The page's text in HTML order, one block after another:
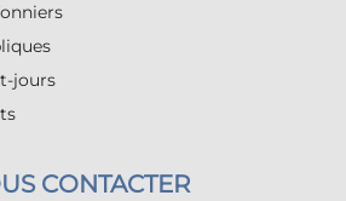
jours
CONTACTER